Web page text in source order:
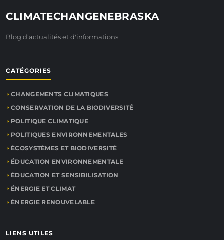
CLIMATECHANGENEBRASKA
Blog d'actualités et d'informations
CATÉGORIES
CHANGEMENTS CLIMATIQUES
CONSERVATION DE LA BIODIVERSITÉ
POLITIQUE CLIMATIQUE
POLITIQUES ENVIRONNEMENTALES
ÉCOSYSTÈMES ET BIODIVERSITÉ
ÉDUCATION ENVIRONNEMENTALE
ÉDUCATION ET SENSIBILISATION
ÉNERGIE ET CLIMAT
ÉNERGIE RENOUVELABLE
LIENS UTILES